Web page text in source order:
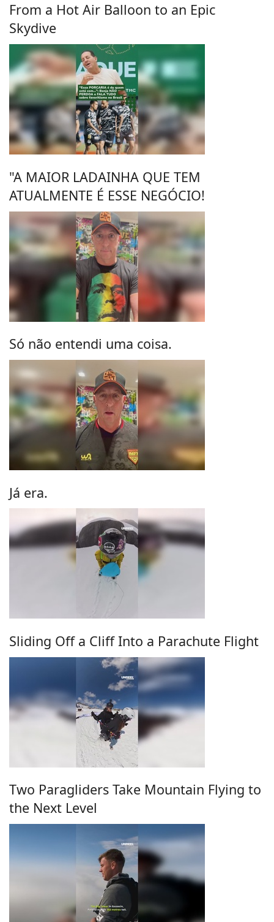
From a Hot Air Balloon to an Epic
Skydive
"A MAIOR LADAINHA QUE TEM
ATUALMENTE É ESSE NEGÓCIO!
Só não entendi uma coisa.
Já era.
Sliding Off a Cliff Into a Parachute Flight
Two Paragliders Take Mountain Flying to
the Next Level